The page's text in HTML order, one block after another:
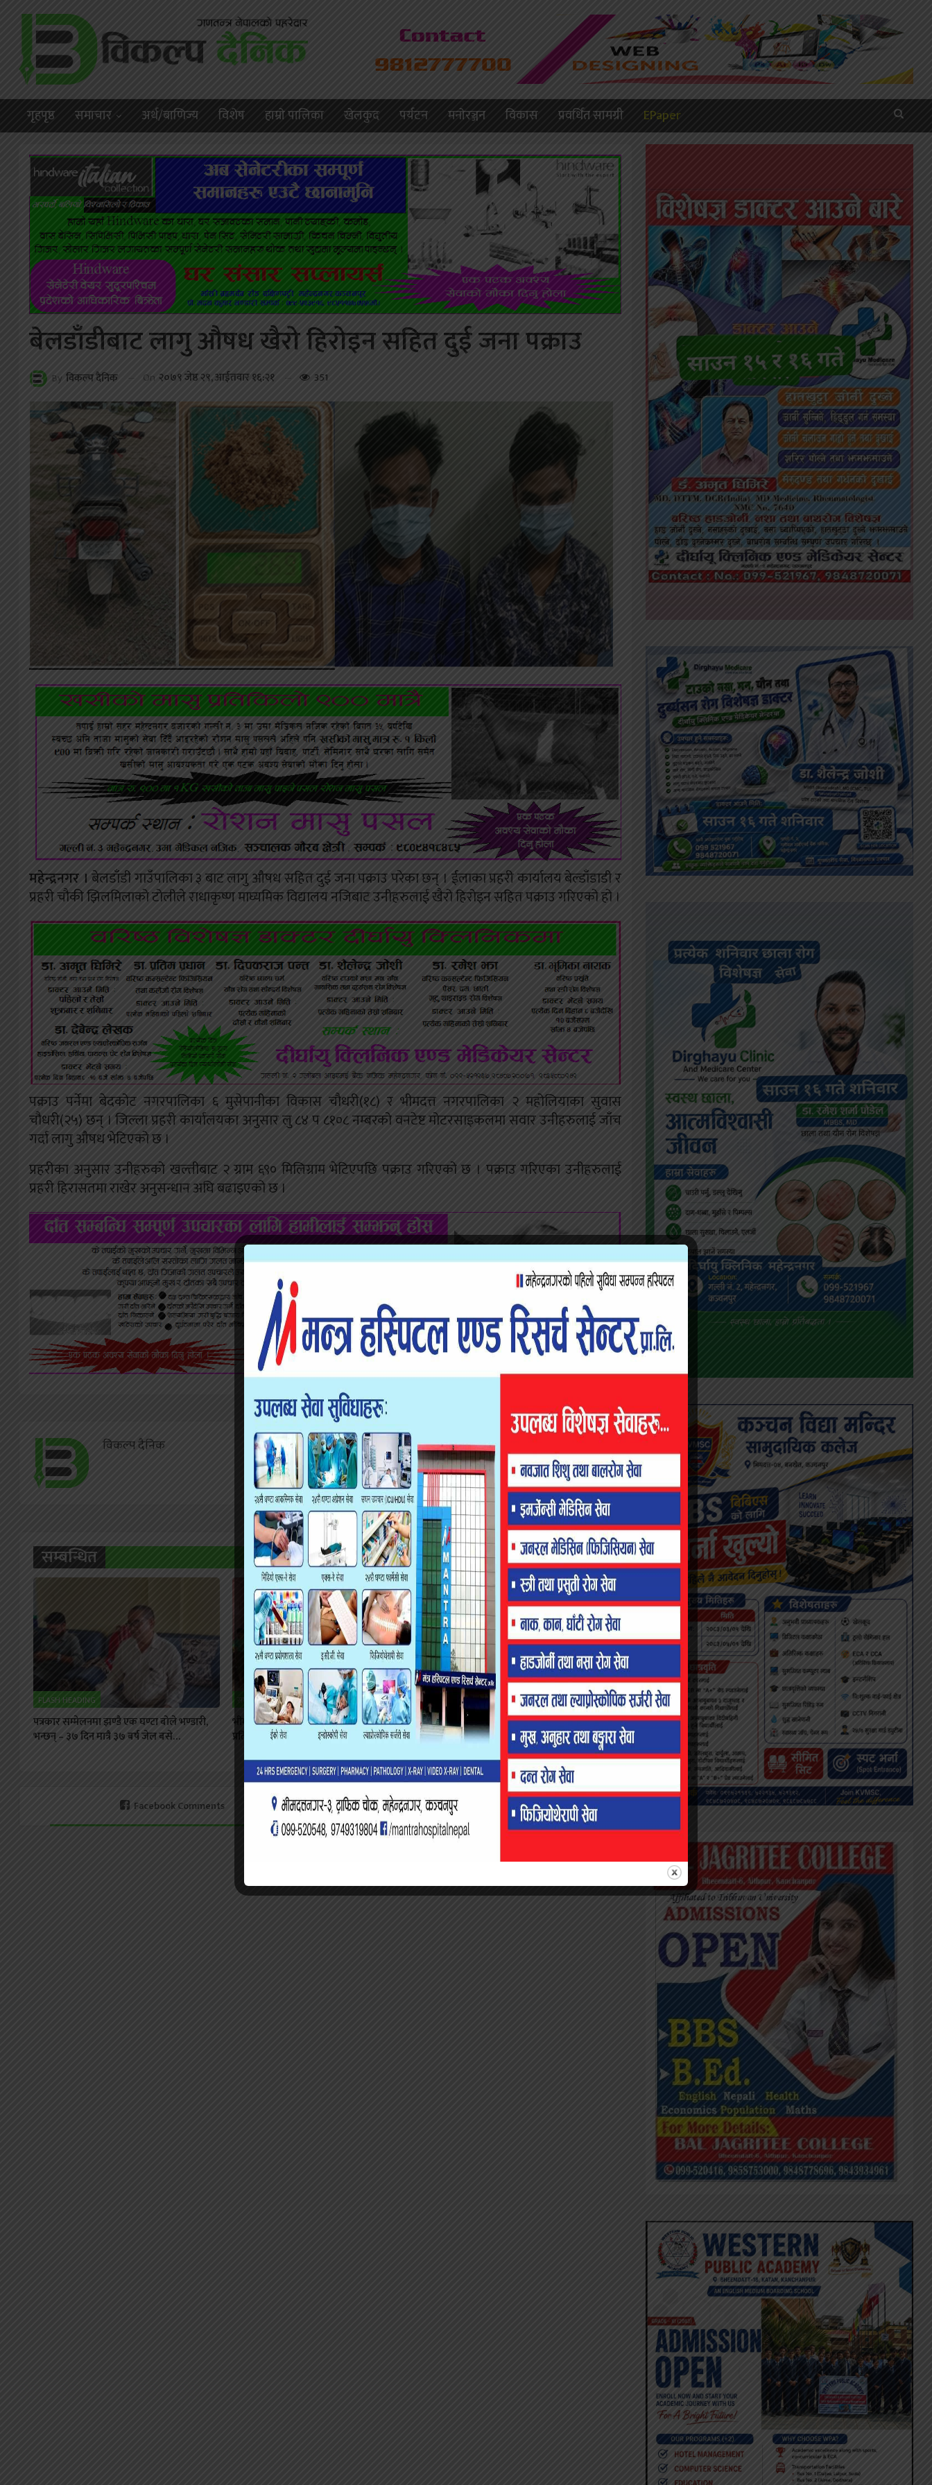
गृहपृष्ठ समाचार अर्थ/बाणिज्य विशेष हाम्राे पालिका खेलकुद पर्यटन मनाेरञ्जन विकास प्रवर्धित सामग्री EPaper
बेलडाँडीबाट लागु औषध खैरो हिरोइन सहित दुई जना पक्राउ
By विकल्प दैनिक On २०७९ जेष्ठ २९, आईतवार १६:२१ 351
महेन्द्रनगर । बेलडाँडी गाउँपालिका ३ बाट लागु औषध सहित दुई जना पक्राउ परेका छन् । ईलाका प्रहरी कार्यालय बेल्डाँडाडी र
प्रहरी चौकी झिलमिलाको टोलीले राधाकृष्ण माघ्यमिक विद्यालय नजिबाट उनीहरुलाई खैरो हिरोइन सहित पक्राउ गरिएको हो ।
पक्राउ पर्नेमा बेदकोट नगरपालिका ६ मुसेपानीका विकास चौधरी(१८) र भीमदत्त नगरपालिका २ महोलियाका सुवास
चौधरी(२५) छन् । जिल्ला प्रहरी कार्यालयका अनुसार लु ८४ प ८१०८ नम्बरको वनटेष्ट मोटरसाइकलमा सवार उनीहरुलाई जाँच
गर्दा लागु औषध भेटिएको छ ।
प्रहरीका अनुसार उनीहरुको खल्तीबाट २ ग्राम ६९० मिलिग्राम भेटिएपछि पक्राउ गरिएको छ । पक्राउ गरिएका उनीहरुलाई
प्रहरी हिरासतमा राखेर अनुसन्धान अघि बढाइएको छ ।
विकल्प दैनिक
सम्बन्धित
FLASH HEADING
पत्रकार सम्मेलनमा झण्डै एक घण्टा बोले भण्डारी,
भन्छन् – ३७ दिन मात्रै ३७ बर्ष जेल बसे…
भीमदत्त पन्त स्मृति दिवसमा आयोजित निबन्ध
प्रतियोगिताका बिजेतालाई पुरस्कार वितरण
FLASH HEADING
प्रज्ञा प्रतिष्ठानहरूका निर्णायक तहमा सुदूरपश्चिम
किन अदृश्य ?
Facebook Comments Disqus Comments